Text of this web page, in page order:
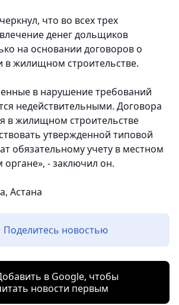
что во всех трех
денег дольщиков
на основании договоров о
в жилищном строительстве.
в нарушение требований
недействительными. Договора
в жилищном строительстве
утвержденной типовой
обязательному учету в местном
- заключил он.
Астана
Поделитесь новостью
в Google, чтобы
новости первым